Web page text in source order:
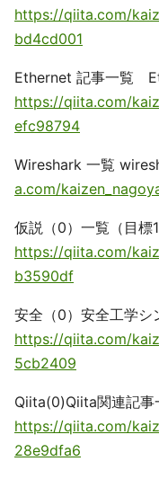
https://qiita.com/
bd4cd001
Ethernet 記事一覧
https://qiita.com/
efc98794
Wireshark 一覧
a.com/
仮説（0）一覧（目標
https://qiita.com/
b3590df
安全（0）安全工学シ
https://qiita.com/
5cb2409
Qiita(0)Qiita関連記事
https://qiita.com/
28e9dfa6